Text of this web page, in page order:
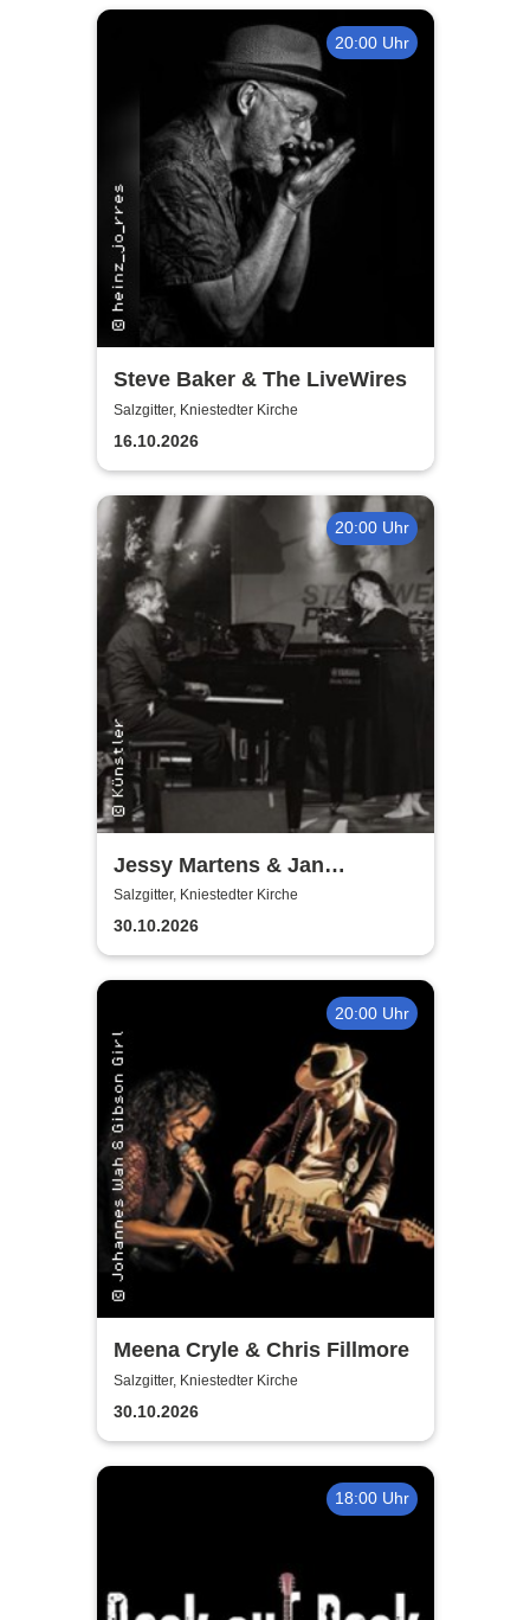
20:00 Uhr
Steve Baker & The LiveWires
Salzgitter, Kniestedter Kirche
16.10.2026
20:00 Uhr
Jessy Martens & Jan
Fischer's Blues Support
Salzgitter, Kniestedter Kirche
30.10.2026
20:00 Uhr
Meena Cryle & Chris Fillmore
Salzgitter, Kniestedter Kirche
30.10.2026
18:00 Uhr